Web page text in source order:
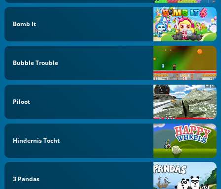
Bomb It
Bubble Trouble
Piloot
Hindernis Tocht
3 Pandas